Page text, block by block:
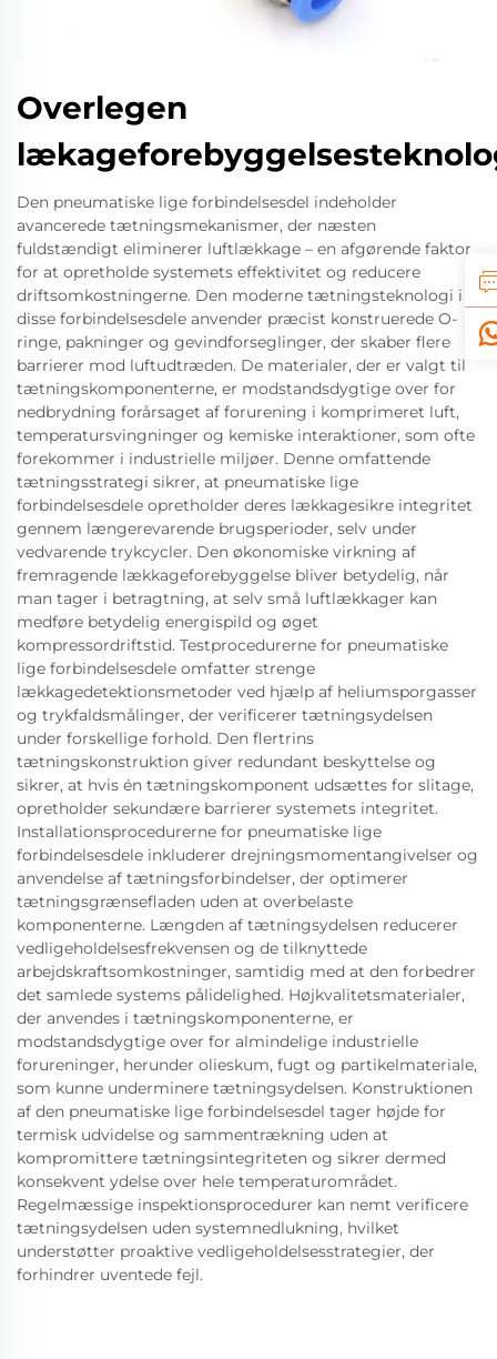
Overlegen
Den pneumatiske lige forbindelsesdel indeholder
avancerede tætningsmekanismer, der næsten
fuldstændigt eliminerer luftlækkage – en afgørende faktor
for at opretholde systemets effektivitet og reducere
driftsomkostningerne. Den moderne tætningsteknologi i
disse forbindelsesdele anvender præcist konstruerede O-
ringe, pakninger og gevindforseglinger, der skaber flere
barrierer mod luftudtræden. De materialer, der er valgt til
tætningskomponenterne, er modstandsdygtige over for
nedbrydning forårsaget af forurening i komprimeret luft,
temperatursvingninger og kemiske interaktioner, som ofte
forekommer i industrielle miljøer. Denne omfattende
tætningsstrategi sikrer, at pneumatiske lige
forbindelsesdele opretholder deres lækkagesikre integritet
gennem længerevarende brugsperioder, selv under
vedvarende trykcycler. Den økonomiske virkning af
fremragende lækkageforebyggelse bliver betydelig, når
man tager i betragtning, at selv små luftlækkager kan
medføre betydelig energispild og øget
kompressordriftstid. Testprocedurerne for pneumatiske
lige forbindelsesdele omfatter strenge
lækkagedetektionsmetoder ved hjælp af heliumsporgasser
og trykfaldsmålinger, der verificerer tætningsydelsen
under forskellige forhold. Den flertrins
tætningskonstruktion giver redundant beskyttelse og
sikrer, at hvis én tætningskomponent udsættes for slitage,
opretholder sekundære barrierer systemets integritet.
Installationsprocedurerne for pneumatiske lige
forbindelsesdele inkluderer drejningsmomentangivelser og
anvendelse af tætningsforbindelser, der optimerer
tætningsgrænsefladen uden at overbelaste
komponenterne. Længden af tætningsydelsen reducerer
vedligeholdelsesfrekvensen og de tilknyttede
arbejdskraftsomkostninger, samtidig med at den forbedrer
det samlede systems pålidelighed. Højkvalitetsmaterialer,
der anvendes i tætningskomponenterne, er
modstandsdygtige over for almindelige industrielle
forureninger, herunder olieskum, fugt og partikelmateriale,
som kunne underminere tætningsydelsen. Konstruktionen
af den pneumatiske lige forbindelsesdel tager højde for
termisk udvidelse og sammentrækning uden at
kompromittere tætningsintegriteten og sikrer dermed
konsekvent ydelse over hele temperaturområdet.
Regelmæssige inspektionsprocedurer kan nemt verificere
tætningsydelsen uden systemnedlukning, hvilket
understøtter proaktive vedligeholdelsesstrategier, der
forhindrer uventede fejl.